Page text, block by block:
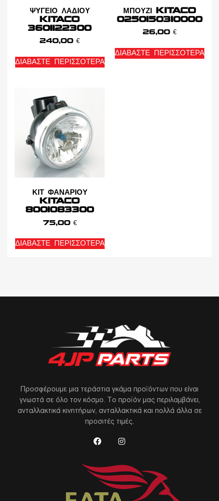
ΨΥΓΕΙΟ ΛΑΔΙΟΥ
KITACO
3601122300
240,00 €
ΔΙΑΒΆΣΤΕ ΠΕΡΙΣΣΌΤΕΡΑ
ΜΠΟΥΖΙ KITACO
0250150310000
26,00 €
ΔΙΑΒΆΣΤΕ ΠΕΡΙΣΣΌΤΕΡΑ
ΚΙΤ ΦΑΝΑΡΙΟΥ
KITACO
8001083300
75,00 €
ΔΙΑΒΆΣΤΕ ΠΕΡΙΣΣΌΤΕΡΑ
Προσφέρουμε μια τεράστια γκάμα προϊόντων που είναι
γνωστά σε όλο τον κόσμο. Το προϊόν μας περιλαμβάνει,
ανταλλακτικά κινητήρων, ανταλλακτικά και πολλά άλλα σε
προσιτές τιμές.